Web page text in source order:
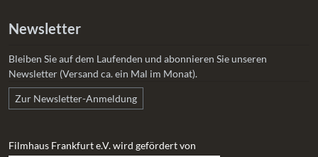
Newsletter
Bleiben Sie auf dem Laufenden und abonnieren Sie unseren
Newsletter (Versand ca. ein Mal im Monat).
Zur Newsletter-Anmeldung
Filmhaus Frankfurt e.V. wird gefördert von